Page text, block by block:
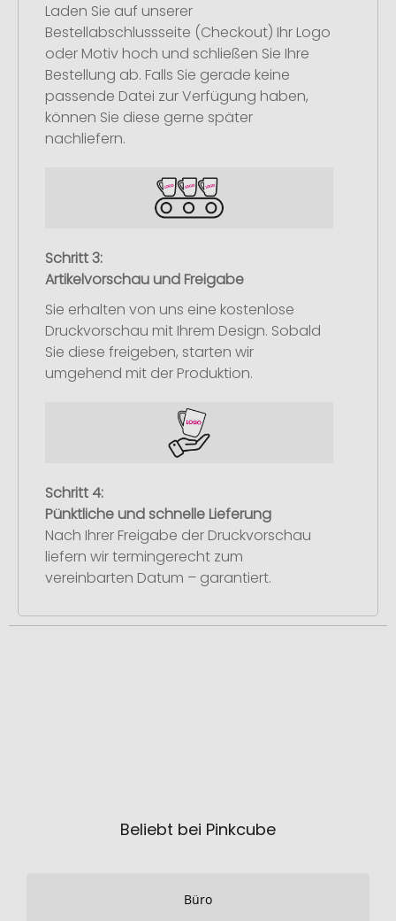
Laden Sie auf unserer
Bestellabschlussseite (Checkout) Ihr Logo
oder Motiv hoch und schließen Sie Ihre
Bestellung ab. Falls Sie gerade keine
passende Datei zur Verfügung haben,
können Sie diese gerne später
nachliefern.
Schritt 3:
Artikelvorschau und Freigabe
Sie erhalten von uns eine kostenlose
Druckvorschau mit Ihrem Design. Sobald
Sie diese freigeben, starten wir
umgehend mit der Produktion.
Schritt 4:
Pünktliche und schnelle Lieferung
Nach Ihrer Freigabe der Druckvorschau
liefern wir termingerecht zum
vereinbarten Datum – garantiert.
Beliebt bei Pinkcube
Büro